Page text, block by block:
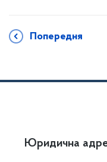
Попередня
Юридична